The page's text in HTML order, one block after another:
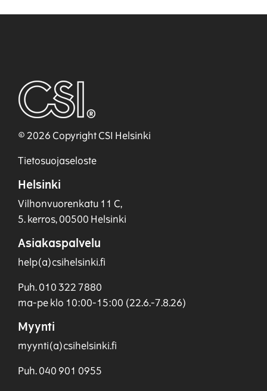
© 2026 Copyright CSI Helsinki
Tietosuojaseloste
Helsinki
Vilhonvuorenkatu 11 C,
5. kerros, 00500 Helsinki
Asiakaspalvelu
help(a)csihelsinki.fi
Puh. 010 322 7880
ma-pe klo 10:00-15:00 (22.6.-7.8.26)
Myynti
myynti(a)csihelsinki.fi
Puh. 040 901 0955